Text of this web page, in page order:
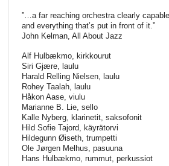
”…a far reaching orchestra clearly
and everything that’s put in front of it.”
John Kelman, All About Jazz
Alf Hulbækmo, kirkkourut
Siri Gjære, laulu
Harald Relling Nielsen, laulu
Rohey Taalah, laulu
Håkon Aase, viulu
Marianne B. Lie, sello
Kalle Nyberg, klarinetit, saksofonit
Hild Sofie Tajord, käyrätorvi
Hildegunn Øiseth, trumpetti
Ole Jørgen Melhus, pasuuna
Hans Hulbækmo, rummut, perkussiot